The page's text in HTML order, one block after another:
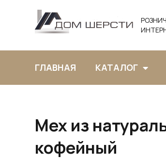
ГЛАВНАЯ КАТАЛОГ
Мех из
кофейный